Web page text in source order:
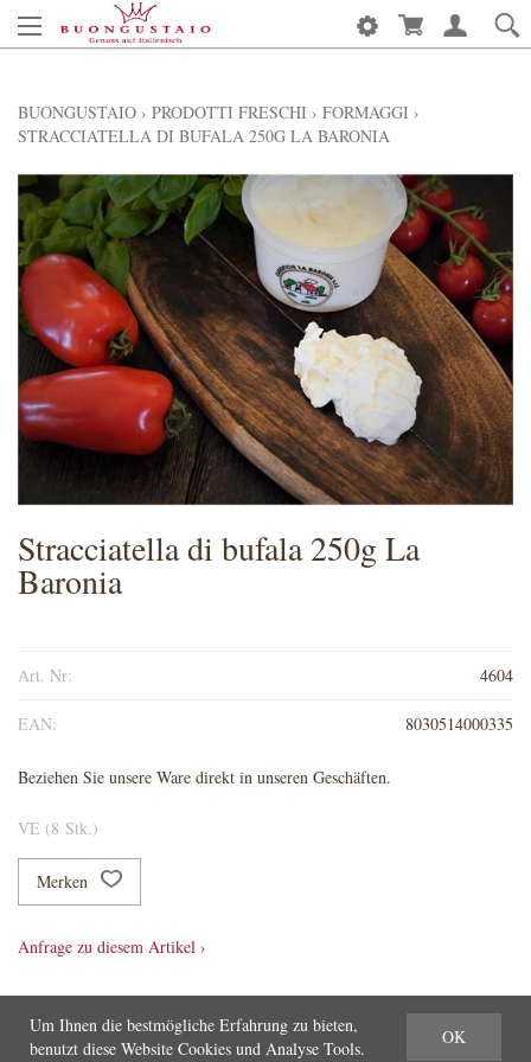
BUONGUSTAIO › PRODOTTI FRESCHI › FORMAGGI ›
STRACCIATELLA DI BUFALA 250G LA BARONIA
Stracciatella di bufala 250g La
Baronia
Art. Nr: 4604
EAN: 8030514000335
Beziehen Sie unsere Ware direkt in unseren Geschäften.
VE (8 Stk.)
Merken
Anfrage zu diesem Artikel ›
OK
Um Ihnen die bestmögliche Erfahrung zu bieten,
benutzt diese Website Cookies und Analyse Tools.